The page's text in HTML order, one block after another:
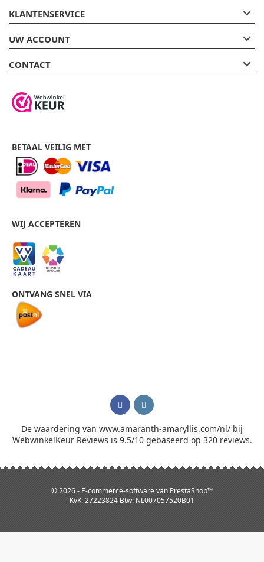
KLANTENSERVICE 
UW ACCOUNT 
CONTACT 
BETAAL VEILIG MET
WIJ ACCEPTEREN
ONTVANG SNEL VIA
De waardering van www.amaranth-amaryllis.com/nl/ bij
WebwinkelKeur Reviews is 9.5/10 gebaseerd op 320 reviews.
© 2026 - E-commerce-software van PrestaShop™
KvK: 27223824 Btw: NL007057520B01